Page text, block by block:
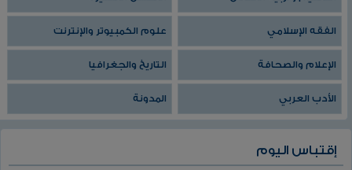
الفقه الإسلامي علوم الكمبيوتر والإنترنت
الإعلام والصحافة التاريخ والجغرافيا
الأدب العربي المدونة
إقتباس اليوم